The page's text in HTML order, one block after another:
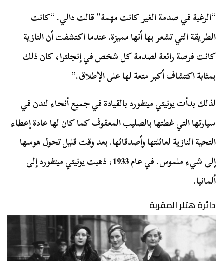
“الرغبة في صدمة الغير كانت مهمة” قالت دالي. “كانت
الطريقة التي تشعر بها أنها مميزة. عندما اكتشفت أن النازية
كانت فرصة رائعة لصدمة كل شخص في إنجلترا، كان ذلك
بمثابة اكتشاف أكبر متعة لها على الإطلاق.”
لذلك بدأت يونيتي ميتفورد بالقيادة في جميع أنحاء لندن في
سيارتها التي غطتها بالصليب المعقوف كما كان لها عادة إعطاء
التحية النازية لعائلتها وأصدقائها. بعد وقت قليل تحول هوسها
إلى شيء ملموس. في عام 1933، ذهبت يونيتي ميتفورد إلى
ألمانيا.
دائرة هتلر المقربة